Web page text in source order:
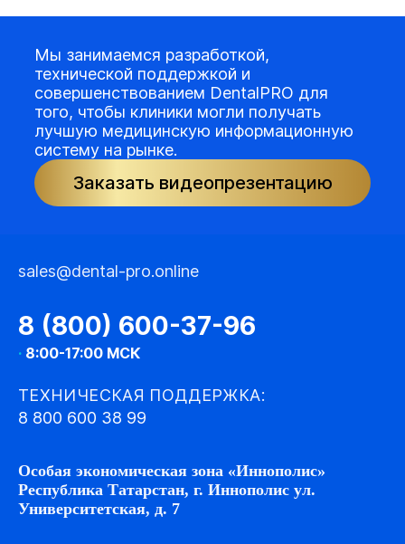
Мы занимаемся разработкой,
технической поддержкой и
совершенствованием DentalPRO для
того, чтобы клиники могли получать
лучшую медицинскую информационную
систему на рынке.
Заказать видеопрезентацию
sales@dental-pro.online
8 (800) 600-37-96
· 8:00-17:00 МСК
ТЕХНИЧЕСКАЯ ПОДДЕРЖКА:
8 800 600 38 99
Особая экономическая зона «Иннополис»
Республика Татарстан, г. Иннополис ул.
Университетская, д. 7